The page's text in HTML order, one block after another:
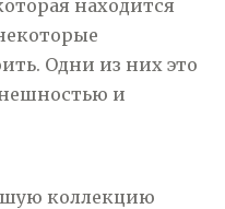
находится
Одни из них это
и
коллекцию